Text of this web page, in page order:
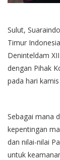
Sulut,
Timur
Deninteldam
dengan Pihak
pada hari
Sebagai mana
kepentingan
dan nilai-nilai
untuk